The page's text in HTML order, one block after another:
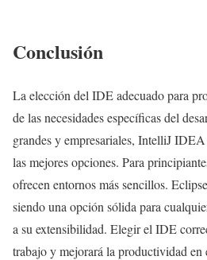
Conclusión
La elección del IDE adecuado para
de las necesidades específicas del
grandes y empresariales, IntelliJ
las mejores opciones. Para
ofrecen entornos más sencillos.
siendo una opción sólida para
a su extensibilidad. Elegir el IDE
trabajo y mejorará la productividad